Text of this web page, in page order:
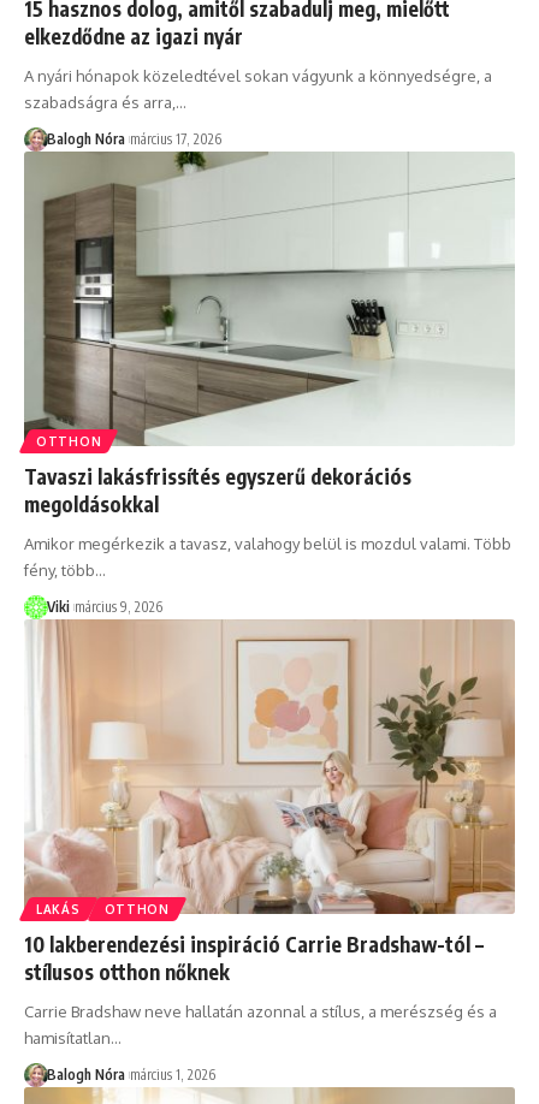
15 hasznos dolog, amitől szabadulj meg, mielőtt
elkezdődne az igazi nyár
A nyári hónapok közeledtével sokan vágyunk a könnyedségre, a
szabadságra és arra,…
Balogh Nóra március 17, 2026
OTTHON
Tavaszi lakásfrissítés egyszerű dekorációs
megoldásokkal
Amikor megérkezik a tavasz, valahogy belül is mozdul valami. Több
fény, több…
Viki március 9, 2026
LAKÁS OTTHON
10 lakberendezési inspiráció Carrie Bradshaw-tól –
stílusos otthon nőknek
Carrie Bradshaw neve hallatán azonnal a stílus, a merészség és a
hamisítatlan…
Balogh Nóra március 1, 2026